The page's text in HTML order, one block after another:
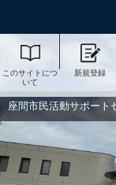
このサイトにつ
いて
新規登録
座間市民活動サポー